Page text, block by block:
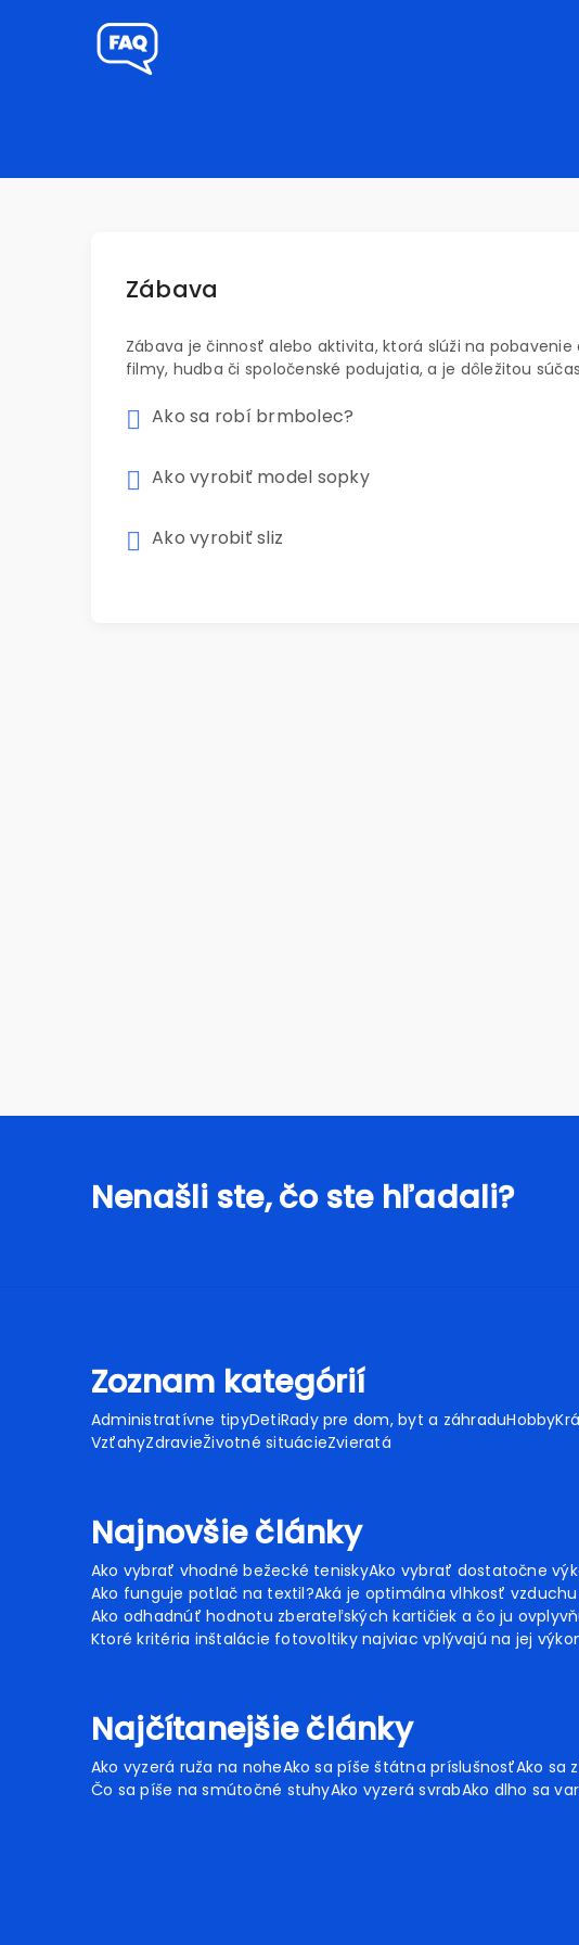
Zábava
Zábava je činnosť alebo aktivita, ktorá slúži na
filmy, hudba či spoločenské podujatia, a je dôležitou
Ako sa robí brmbolec?
Ako vyrobiť model sopky
Ako vyrobiť sliz
Nenašli ste, čo ste hľadali?
Zoznam kategórií
Administratívne tipyDetiRady pre dom, byt a záhraduHobby
VzťahyZdravieŽivotné situácieZvieratá
Najnovšie články
Ako vybrať vhodné bežecké teniskyAko vybrať dostatočne
Ako funguje potlač na textil?Aká je optimálna vlhkosť
Ako odhadnúť hodnotu zberateľských kartičiek a čo ju
Ktoré kritéria inštalácie fotovoltiky najviac vplývajú na jej
Najčítanejšie články
Ako vyzerá ruža na noheAko sa píše štátna príslušnosťAko sa
Čo sa píše na smútočné stuhyAko vyzerá svrabAko dlho sa